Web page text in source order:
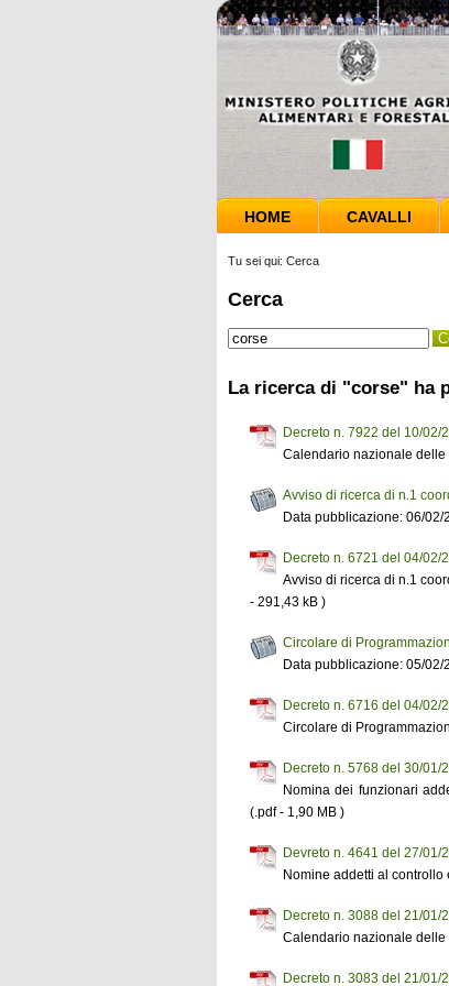
HOME CAVALLI
Tu sei qui: Cerca
Cerca
La ricerca di "corse" ha
Decreto n. 7922 del 10/02/
Calendario nazionale
Avviso di ricerca di n.1
Data pubblicazione: 06/02/
Decreto n. 6721 del 04/02/
Avviso di ricerca di n.1
- 291,43 kB )
Circolare di
Data pubblicazione: 05/02/
Decreto n. 6716 del 04/02/
Circolare di
Decreto n. 5768 del 30/01/
Nomina dei funzionari
(.pdf - 1,90 MB )
Devreto n. 4641 del 27/01/
Nomine addetti al
Decreto n. 3088 del 21/01/
Calendario nazionale
Decreto n. 3083 del 21/01/